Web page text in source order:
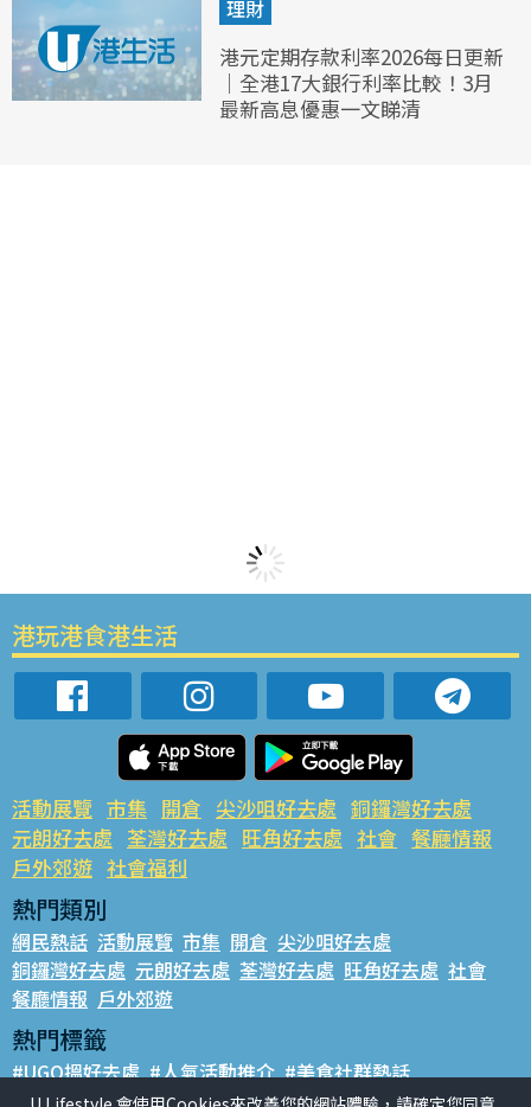
理財
港元定期存款利率2026每日更新
｜全港17大銀行利率比較！3月
最新高息優惠一文睇清
港玩港食港生活
活動展覽 市集 開倉 尖沙咀好去處 銅鑼灣好去處
元朗好去處 荃灣好去處 旺角好去處 社會 餐廳情報
戶外郊遊 社會福利
熱門類別
網民熱話 活動展覽 市集 開倉 尖沙咀好去處
銅鑼灣好去處 元朗好去處 荃灣好去處 旺角好去處 社會
餐廳情報 戶外郊遊
熱門標籤
#UGO搵好去處 #人氣活動推介 #美食社群熱話
#親子玩樂好去處 #ULifestyle應用程式 #限時搶